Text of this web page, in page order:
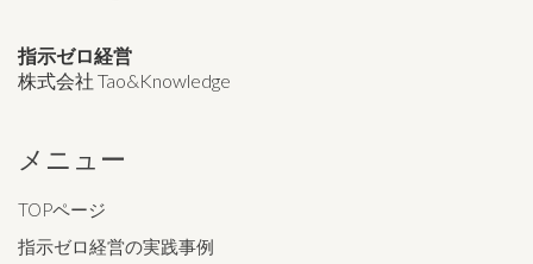
指示ゼロ経営
株式会社 Tao&Knowledge
メニュー
TOPページ
指示ゼロ経営の実践事例